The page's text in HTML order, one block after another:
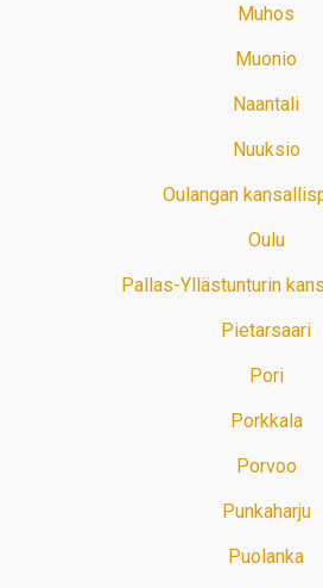
Muhos
Muonio
Naantali
Nuuksio
Oulangan
Oulu
Pallas-Yllästunturin
Pietarsaari
Pori
Porkkala
Porvoo
Punkaharju
Puolanka